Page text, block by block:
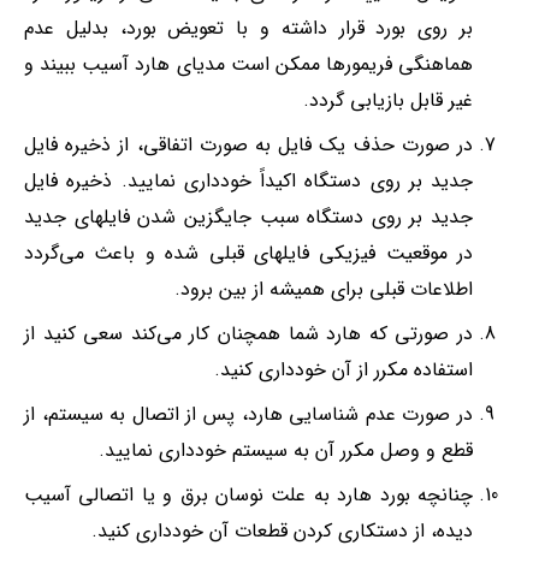
بر روی بورد قرار داشته و با تعویض بورد، بدلیل عدم
هماهنگی فریمور‌ها ممکن است مدیای هارد آسیب ببیند و
غیر قابل بازیابی گردد.
در صورت حذف یک فایل به صورت اتفاقی، از ذخیره فایل
جدید بر روی دستگاه اکیداً خودداری نمایید. ذخیره فایل
جدید بر روی دستگاه سبب جایگزین شدن فایلهای جدید
در موقعیت فیزیکی فایلهای قبلی شده و باعث می‌گردد
اطلاعات قبلی برای همیشه از بین برود.
در صورتی که هارد شما همچنان کار می‌کند سعی کنید از
استفاده مکرر از آن خودداری کنید.
در صورت عدم شناسایی هارد، پس از اتصال به سیستم، از
قطع و وصل مکرر آن به سیستم خودداری نمایید.
چنانچه بورد هارد به علت نوسان برق و یا اتصالی آسیب
دیده، از دستکاری کردن قطعات آن خودداری کنید.